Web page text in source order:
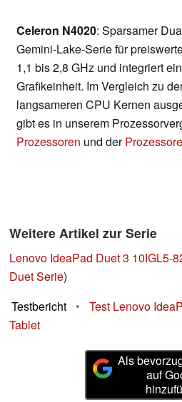
Celeron N4020: Sparsamer
Gemini-Lake-Serie für
1,1 bis 2,8 GHz und integriert
Grafikeinheit. Im Vergleich zu
langsameren CPU Kernen
gibt es in unserem
Prozessoren und der
Weitere Artikel zur Serie
Lenovo IdeaPad Duet 3 10IGL5-
Duet Serie)
Testbericht
•
Test Lenovo
Tablet
Als
auf